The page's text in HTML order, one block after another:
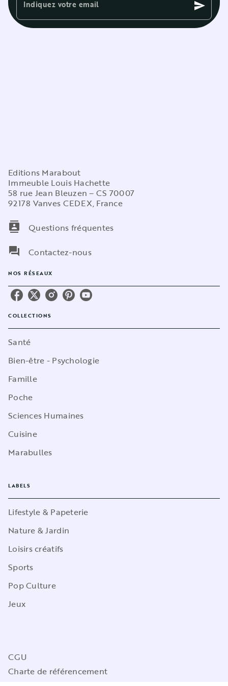
Indiquez votre email send
Editions Marabout
Immeuble Louis Hachette
58 rue Jean Bleuzen – CS 70007
92178 Vanves CEDEX, France
contacts
Questions fréquentes
question_answer
Contactez-nous
NOS RÉSEAUX
COLLECTIONS
Santé
Bien-être - Psychologie
Famille
Poche
Sciences Humaines
Cuisine
Marabulles
LABELS
Lifestyle & Papeterie
Nature & Jardin
Loisirs créatifs
Sports
Pop Culture
Jeux
CGU
Charte de référencement